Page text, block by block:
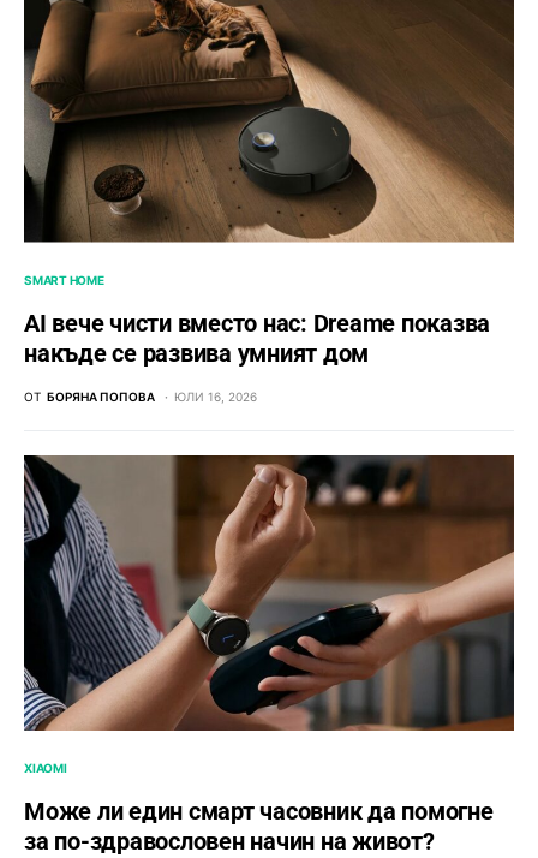
SMART HOME
AI вече чисти вместо нас: Dreame показва
накъде се развива умният дом
ОТ БОРЯНА ПОПОВА ЮЛИ 16, 2026
XIAOMI
Може ли един смарт часовник да помогне
за по-здравословен начин на живот?